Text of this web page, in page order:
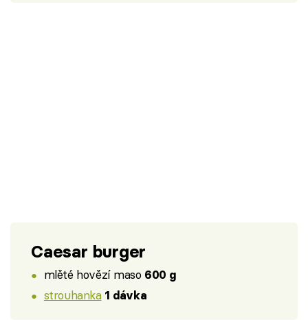
Caesar burger
mlěté hovězí maso 600 g
strouhanka 1 dávka